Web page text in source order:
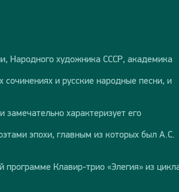
Народного художника СССР, академика
и русские народные песни, и
характеризует его
эпохи, главным из которых был А.С.
программе Клавир-трио «Элегия» из